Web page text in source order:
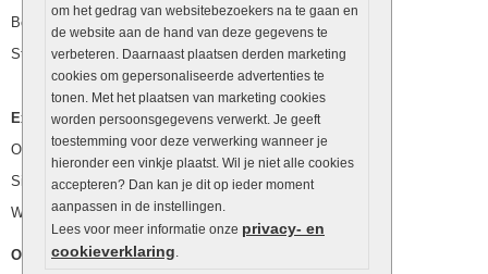
om het gedrag van websitebezoekers na te gaan en
de website aan de hand van deze gegevens te
verbeteren. Daarnaast plaatsen derden marketing
cookies om gepersonaliseerde advertenties te
tonen. Met het plaatsen van marketing cookies
worden persoonsgegevens verwerkt. Je geeft
toestemming voor deze verwerking wanneer je
hieronder een vinkje plaatst. Wil je niet alle cookies
accepteren? Dan kan je dit op ieder moment
aanpassen in de instellingen.
Lees voor meer informatie onze privacy- en
cookieverklaring.
Betonblokken
Stapelstenen
Extra benodigdheden
Ophoogzand
Siergrind en siersplit
Waterafvoer
Overig